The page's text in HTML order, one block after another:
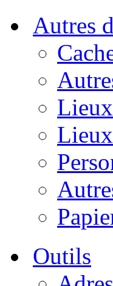
Autres
Lieux
Outils